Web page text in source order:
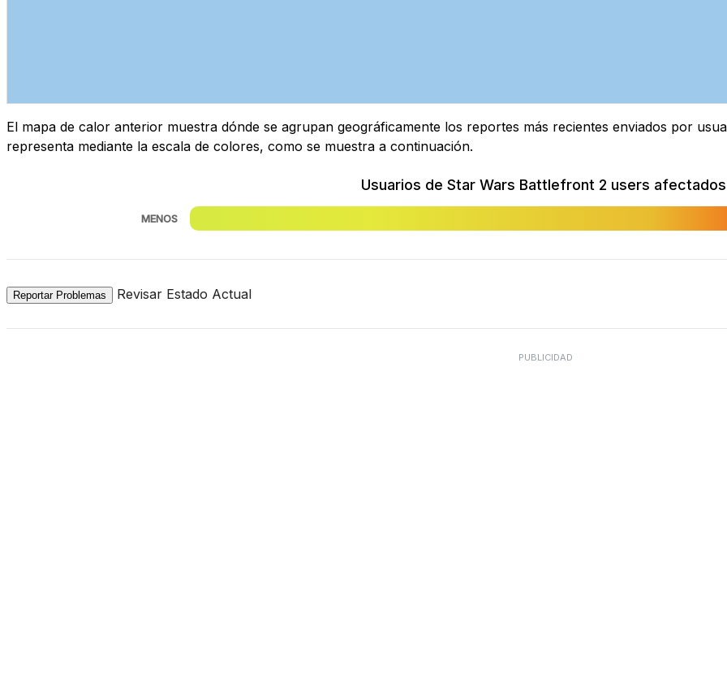
El mapa de calor anterior muestra dónde se agrupan geográficamente los reportes más recientes enviados por
representa mediante la escala de colores, como se muestra a continuación.
Usuarios de Star Wars Battlefront 2 users
MENOS
Reportar Problemas Revisar Estado Actual
PUBLICIDAD